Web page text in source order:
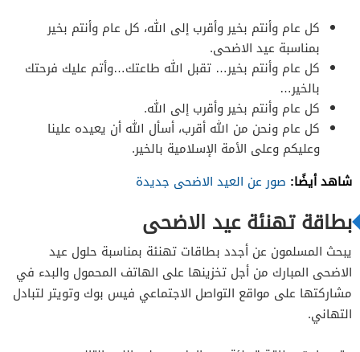
كل عام وأنتم بخير وأقرب إلى الله، كل عام وأنتم بخير
بمناسبة عيد الاضحى.
كل عام وأنتم بخير… تقبل الله طاعتك…وأتم عليك فرحتك
بالخير…
كل عام وأنتم بخير وأقرب إلى الله.
كل عام ونحن من الله أقرب، أسأل الله أن يعيده علينا
وعليكم وعلى الأمة الإسلامية بالخير.
شاهد أيضًا: صور عن العيد الاضحى جديدة
بطاقة تهنئة عيد الاضحى
يبحث المسلمون عن أجدد بطاقات تهنئة بمناسبة حلول عيد
الاضحى المبارك من أجل تخزينها على الهاتف المحمول والبدء في
مشاركتها على مواقع التواصل الاجتماعي فيس بوك وتويتر لتبادل
التهاني.